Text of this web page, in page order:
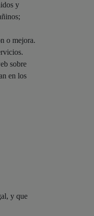
y
o mejora.
sobre
en los
y que